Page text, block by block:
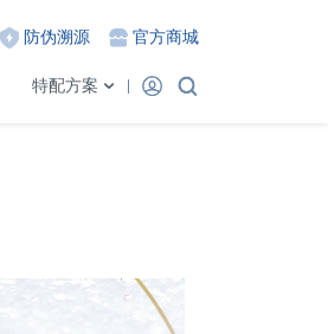
特配方案
防伪溯源 官方商城